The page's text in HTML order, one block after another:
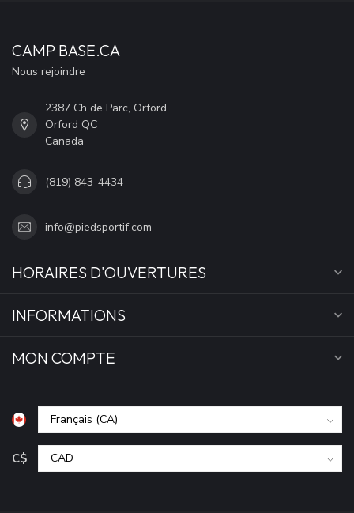
CAMP BASE.CA
Nous rejoindre
2387 Ch de Parc, Orford
Orford QC
Canada
(819) 843-4434
info@piedsportif.com
HORAIRES D'OUVERTURES
INFORMATIONS
MON COMPTE
C$